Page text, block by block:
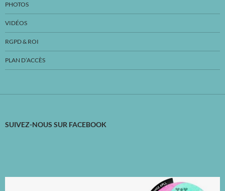
PHOTOS
VIDÉOS
RGPD & ROI
PLAN D’ACCÈS
SUIVEZ-NOUS SUR FACEBOOK